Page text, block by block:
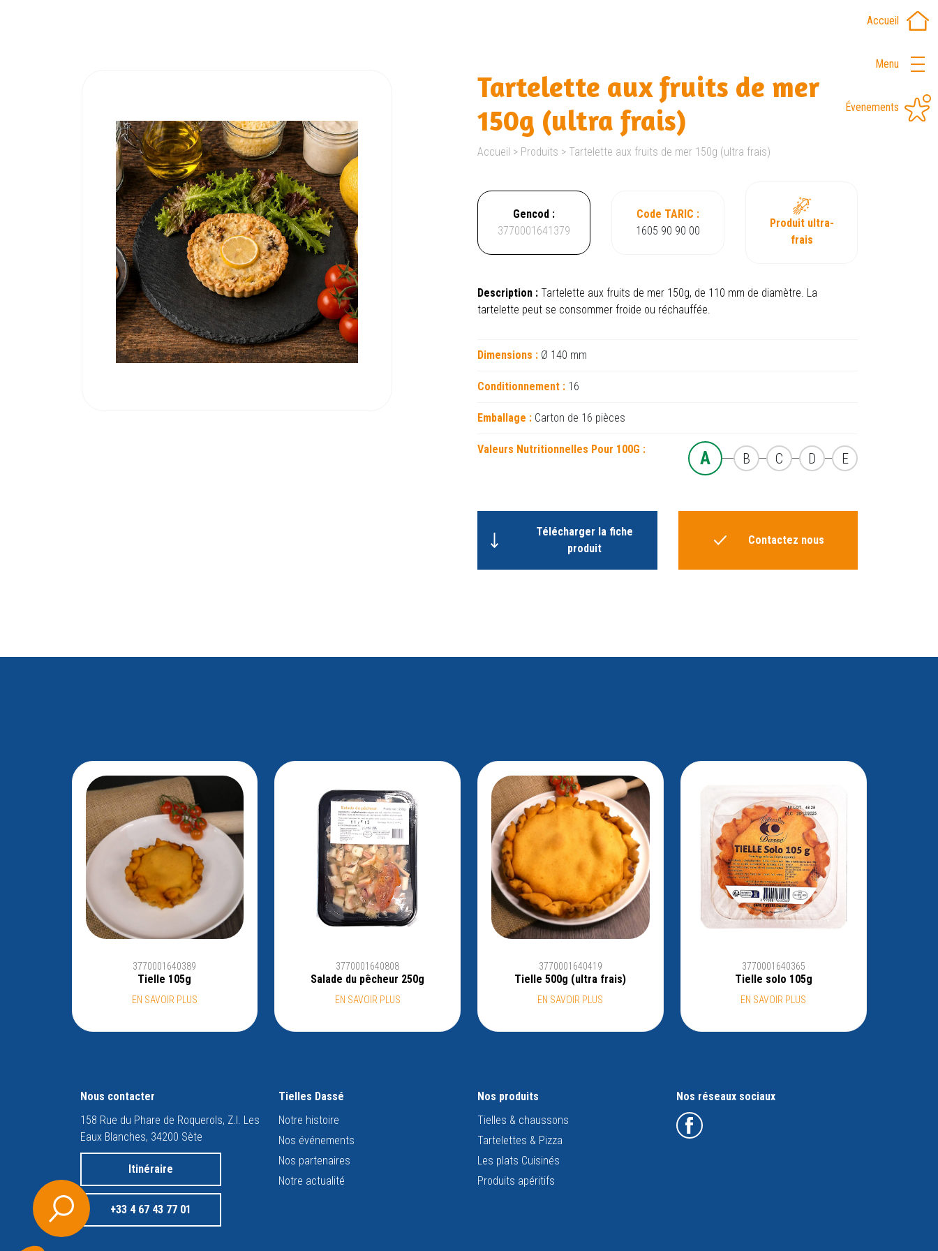
Accueil
Menu
Évenements
Tartelette aux fruits de mer
150g (ultra frais)
Accueil > Produits > Tartelette aux fruits de mer 150g (ultra frais)
Gencod :
3770001641379
Code TARIC :
1605 90 90 00
Produit ultra-
frais
Description : Tartelette aux fruits de mer 150g, de 110 mm de diamètre. La
tartelette peut se consommer froide ou réchauffée.
Dimensions : Ø 140 mm
Conditionnement : 16
Emballage : Carton de 16 pièces
Valeurs Nutritionnelles Pour 100G : A B C D E
Télécharger la fiche
produit
Contactez nous
3770001640389
Tielle 105g
EN SAVOIR PLUS
3770001640808
Salade du pêcheur 250g
EN SAVOIR PLUS
3770001640419
Tielle 500g (ultra frais)
EN SAVOIR PLUS
3770001640365
Tielle solo 105g
EN SAVOIR PLUS
Nous contacter
158 Rue du Phare de Roquerols, Z.I. Les
Eaux Blanches, 34200 Sète
Itinéraire
+33 4 67 43 77 01
Tielles Dassé
Notre histoire
Nos événements
Nos partenaires
Notre actualité
Nos produits
Tielles & chaussons
Tartelettes & Pizza
Les plats Cuisinés
Produits apéritifs
Nos réseaux sociaux